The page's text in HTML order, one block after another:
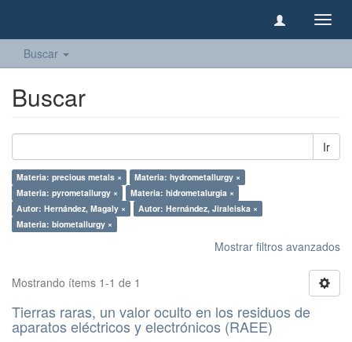
Buscar
Buscar
Ir
Materia: precious metals ×
Materia: hydrometallurgy ×
Materia: pyrometallurgy ×
Materia: hidrometalurgia ×
Autor: Hernández, Magaly ×
Autor: Hernández, Jiraleiska ×
Materia: biometallurgy ×
Mostrar filtros avanzados
Mostrando ítems 1-1 de 1
Tierras raras, un valor oculto en los residuos de
aparatos eléctricos y electrónicos (RAEE)